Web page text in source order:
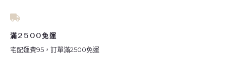
滿2500免運
宅配運費95，訂單滿2500免運